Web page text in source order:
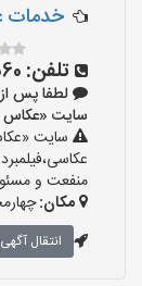
خدمات
تلفن:
لطفا پس
سایت «عکاس سرا»
سایت
منفعت و
مکان:
انتقال